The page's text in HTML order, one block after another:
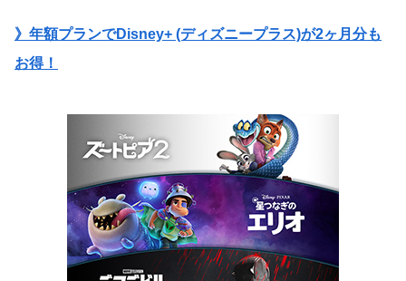
》年額プランでDisney+ (ディズニープラス)が2ヶ月分も
お得！